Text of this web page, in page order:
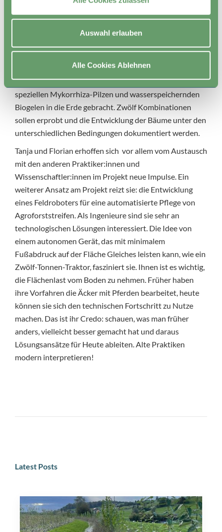
Auswahl erlauben
Alle Cookies Ablehnen
junge Pappeln in Reihen. Die Apfelbäume sollen Ende
des Jahres im sogenannten Alley Cropping Design
ebenfalls in Reihen gepflanzt werden. Die Jungpflanzen
Wurzelqualitäten, werden mit Erdballen, wurzelnackt
und mit Luftwurzelschnitt geliefert. Sie werden nach
einem ausgeklügelten Versuchsdesign zusammen mit
speziellen Mykorrhiza-Pilzen und wasserspeichernden
Biogelen in die Erde gebracht. Zwölf Kombinationen
sollen erprobt und die Entwicklung der Bäume unter den
unterschiedlichen Bedingungen dokumentiert werden.
Tanja und Florian erhoffen sich vor allem vom Austausch
mit den anderen Praktiker:innen und
Wissenschaftler:innen im Projekt neue Impulse. Ein
weiterer Ansatz am Projekt reizt sie: die Entwicklung
eines Feldroboters für eine automatisierte Pflege von
Agroforststreifen. Als Ingenieure sind sie sehr an
technologischen Lösungen interessiert. Die Idee von
einem autonomen Gerät, das mit minimalem
Fußabdruck auf der Fläche Gleiches leisten kann, wie ein
Zwölf-Tonnen-Traktor, fasziniert sie. Ihnen ist es wichtig,
die Flächenlast vom Boden zu nehmen. Früher haben
ihre Vorfahren die Äcker mit Pferden bearbeitet, heute
können sie sich den technischen Fortschritt zu Nutze
machen. Das ist ihr Credo: schauen, was man früher
anders, vielleicht besser gemacht hat und daraus
Lösungsansätze für Heute ableiten. Alte Praktiken
modern interpretieren!
Latest Posts